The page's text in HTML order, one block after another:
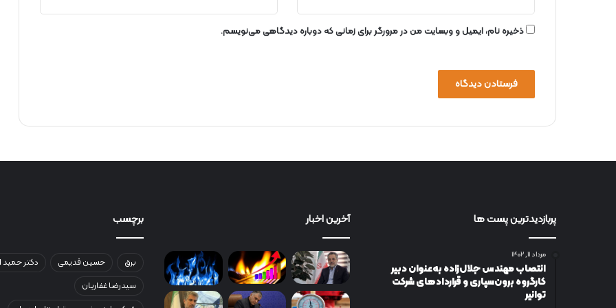
ر
د
ذخیره نام، ایمیل و وبسایت من در مرورگر برای زمانی که دوباره دیدگاهی می‌نویسم.
پربازدیدترین پست ها
مرداد ۱۱, ۱۴۰۲
انتصاب مهندس جلال‌زاده به‌عنوان دبیر
كارگروه برون‌سپاری و قراردادهای شركت
توانیر
آخرین اخبار برچسب
برق حسین قدیمی
دکتر حمید
سیدرضا غفاریان